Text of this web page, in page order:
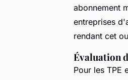
abonnement
entreprises
rendant cet
Évaluation
Pour les TPE